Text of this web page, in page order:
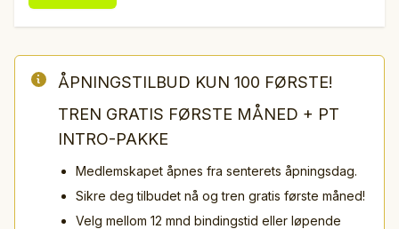
ÅPNINGSTILBUD KUN 100 FØRSTE!
TREN GRATIS FØRSTE MÅNED + PT
INTRO-PAKKE
Medlemskapet åpnes fra senterets åpningsdag.
Sikre deg tilbudet nå og tren gratis første måned!
Velg mellom 12 mnd bindingstid eller løpende